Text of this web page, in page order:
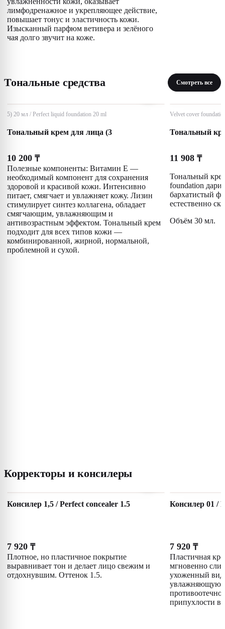
лимфодренажное и укрепляющее действие,
повышает тонус и эластичность кожи.
Изысканный парфюм ветивера и зелёного
чая долго звучит на коже.
Тональные средства Смотреть все
5) 20 мл / Perfect liquid foundation 20 ml
Тональный крем для лица (3
10 200 ₸
Полезные компоненты: Витамин Е —
необходимый компонент для сохранения
здоровой и красивой кожи. Интенсивно
питает, смягчает и увлажняет кожу. Лизин
стимулирует синтез коллагена, обладает
смягчающим, увлажняющим и
антивозрастным эффектом. Тональный крем
подходит для всех типов кожи —
комбинированной, жирной, нормальной,
проблемной и сухой.
Velvet cover
Тональный
11 908 ₸
Тональный
foundation
бархатистый
естественно
Объём 30 мл.
Корректоры и консилеры
Консилер 1,5 / Perfect concealer 1.5
7 920 ₸
Плотное, но пластичное покрытие
выравнивает тон и делает лицо свежим и
отдохнувшим. Оттенок 1.5.
Консилер 01 /
7 920 ₸
Пластичная
мгновенно
ухоженный
увлажняющую
припухлости в